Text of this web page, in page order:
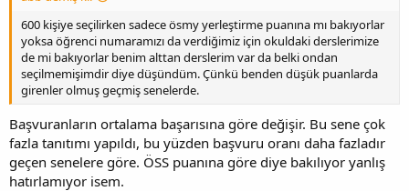
600 kişiye seçilirken sadece ösmy yerleştirme puanına mı bakıyorlar
yoksa öğrenci numaramızı da verdiğimiz için okuldaki derslerimize
de mi bakıyorlar benim alttan derslerim var da belki ondan
seçilmemişimdir diye düşündüm. Çünkü benden düşük puanlarda
girenler olmuş geçmiş senelerde.
Başvuranların ortalama başarısına göre değişir. Bu sene çok
fazla tanıtımı yapıldı, bu yüzden başvuru oranı daha fazladır
geçen senelere göre. ÖSS puanına göre diye bakılıyor yanlış
hatırlamıyor isem.